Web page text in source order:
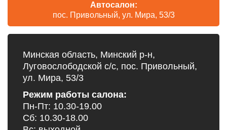
Автосалон:
пос. Привольный, ул. Мира, 53/3
Минская область, Минский р-н,
Луговослободской с/с, пос. Привольный,
ул. Мира, 53/3
Режим работы салона:
Пн-Пт: 10.30-19.00
Сб: 10.30-18.00